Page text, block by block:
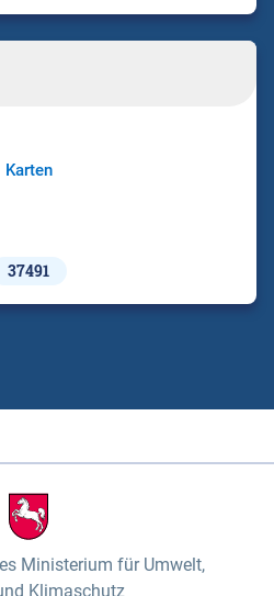
Karten
37491
Ministerium für Umwelt,
Klimaschutz